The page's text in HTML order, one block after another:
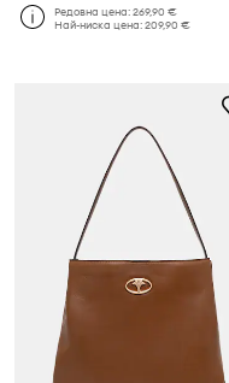
Редовна цена:269,90 €
Най-ниска цена:209,90 €